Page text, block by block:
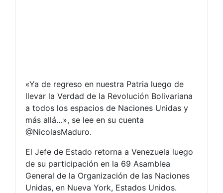
«Ya de regreso en nuestra Patria luego de
llevar la Verdad de la Revolución Bolivariana
a todos los espacios de Naciones Unidas y
más allá…», se lee en su cuenta
@NicolasMaduro.
El Jefe de Estado retorna a Venezuela luego
de su participación en la 69 Asamblea
General de la Organización de las Naciones
Unidas, en Nueva York, Estados Unidos.